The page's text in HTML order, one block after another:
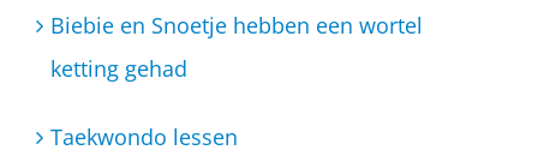
Biebie en Snoetje hebben een wortel
ketting gehad
Taekwondo lessen